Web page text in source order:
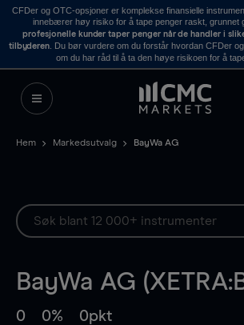
CFDer og OTC-opsjoner er komplekse finansielle
innebærer høy risiko for å tape penger raskt, grunnet
profesjonelle kunder taper penger når de handler i
tilbyderen . Du bør vurdere om du forstår hvordan CFDer
om du har råd til å ta den høye risikoen for å
Hem Markedsutvalg BayWa AG
BayWa AG
0 0% 0pkt